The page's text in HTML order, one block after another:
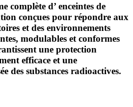
complète d’ enceintes de
conçues pour répondre aux
et des environnements
modulables et conformes
une protection
efficace et une
des substances radioactives.